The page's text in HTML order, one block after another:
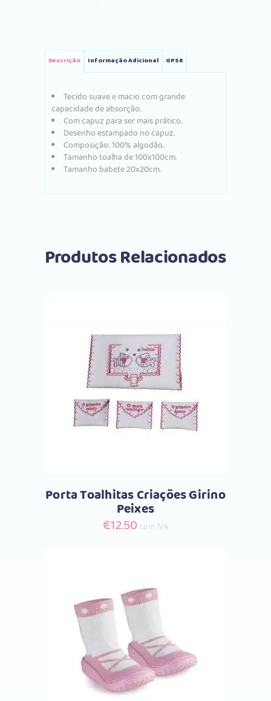
Descrição Informação Adicional GPSR
Tecido suave e macio com grande
capacidade de absorção.
Com capuz para ser mais prático.
Desenho estampado no capuz.
Composição: 100% algodão.
Tamanho toalha de 100x100cm.
Tamanho babete 20x20cm.
Produtos Relacionados
Selecione as opções
be
Porta Toalhitas Criações Girino
Peixes
€12.50 com IVA
Comprar